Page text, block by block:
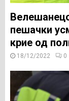
пешачки
крие од
18/12/2022 0